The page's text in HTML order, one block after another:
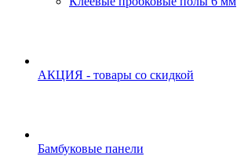
АКЦИЯ - товары со скидкой
Бамбуковые панели